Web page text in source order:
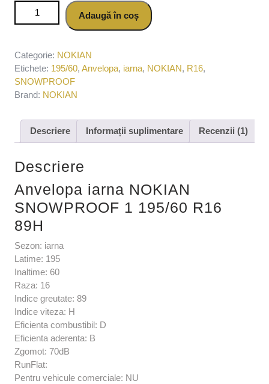
Cantitate Anvelopa iarna NOKIAN SNOWPROOF 1 195/60
Adaugă în coș
Categorie: NOKIAN
Etichete: 195/60, Anvelopa, iarna, NOKIAN, R16,
SNOWPROOF
Brand: NOKIAN
Descriere Informații suplimentare Recenzii (1)
Descriere
Anvelopa iarna NOKIAN
SNOWPROOF 1 195/60 R16
89H
Sezon: iarna
Latime: 195
Inaltime: 60
Raza: 16
Indice greutate: 89
Indice viteza: H
Eficienta combustibil: D
Eficienta aderenta: B
Zgomot: 70dB
RunFlat:
Pentru vehicule comerciale: NU